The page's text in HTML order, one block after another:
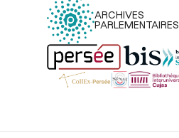
ARCHIVES
PARLEMENTAIRES
Menu